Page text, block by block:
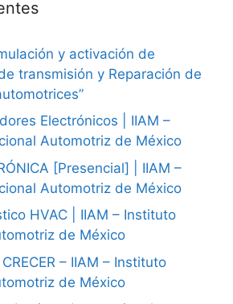
y activación de
transmisión y Reparación de
Electrónicos | IIAM –
Automotriz de México
[Presencial] | IIAM –
Automotriz de México
HVAC | IIAM – Instituto
de México
– IIAM – Instituto
de México